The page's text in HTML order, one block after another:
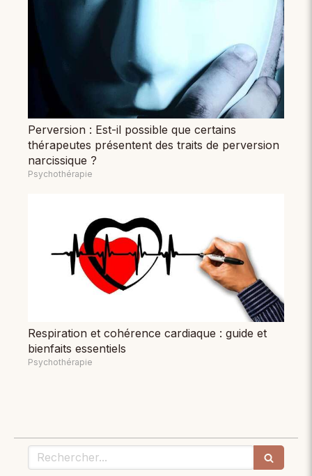
Perversion : Est-il possible que certains
thérapeutes présentent des traits de perversion
narcissique ?
Psychothérapie
Respiration et cohérence cardiaque : guide et
bienfaits essentiels
Psychothérapie
Rechercher